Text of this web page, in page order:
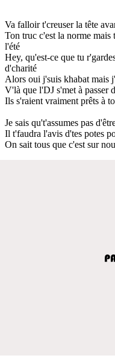
Va falloir t'creuser la tête
Ton truc c'est la norme mais
l'été
Hey, qu'est-ce que tu
d'charité
Alors oui j'suis khabat mais
V'là que l'DJ s'met à passer
Ils s'raient vraiment prêts à
Je sais qu't'assumes pas
Il t'faudra l'avis d'tes potes
On sait tous que c'est sur